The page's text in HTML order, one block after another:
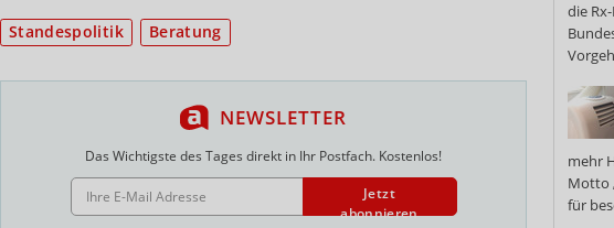
Standespolitik Beratung
NEWSLETTER
Das Wichtigste des Tages direkt in Ihr Postfach. Kostenlos!
E-MAIL ADRESSE
Jetzt
abonnieren
die
mehr
Motto
für